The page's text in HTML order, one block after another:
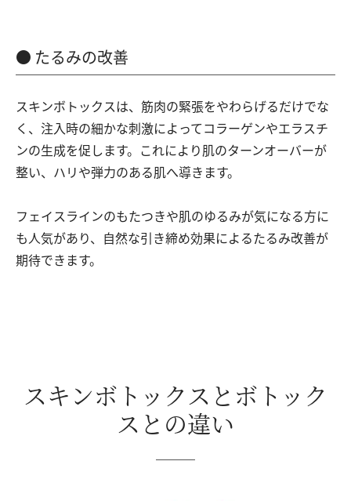
たるみの改善
スキンボトックスは、筋肉の緊張をやわらげるだけでな
く、注入時の細かな刺激によってコラーゲンやエラスチ
ンの生成を促します。これにより肌のターンオーバーが
整い、ハリや弾力のある肌へ導きます。
フェイスラインのもたつきや肌のゆるみが気になる方に
も人気があり、自然な引き締め効果によるたるみ改善が
期待できます。
スキンボトックスとボトック
スとの違い